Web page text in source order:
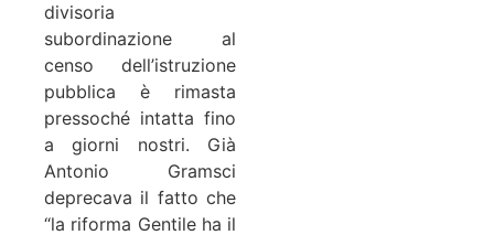
divisoria
subordinazione al
censo dell’istruzione
pubblica è rimasta
pressoché intatta fino
a giorni nostri. Già
Antonio Gramsci
deprecava il fatto che
“la riforma Gentile ha il